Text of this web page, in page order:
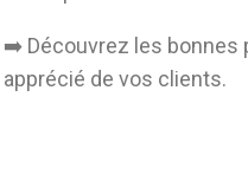
➡️​ Découvrez les bonnes
apprécié de vos clients.